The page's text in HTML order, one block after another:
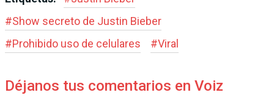
#Show secreto de Justin Bieber
#Prohibido uso de celulares #Viral
Déjanos tus comentarios en Voiz